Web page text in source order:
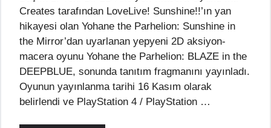
Creates tarafından LoveLive! Sunshine!!’ın yan
hikayesi olan Yohane the Parhelion: Sunshine in
the Mirror’dan uyarlanan yepyeni 2D aksiyon-
macera oyunu Yohane the Parhelion: BLAZE in the
DEEPBLUE, sonunda tanıtım fragmanını yayınladı.
Oyunun yayınlanma tarihi 16 Kasım olarak
belirlendi ve PlayStation 4 / PlayStation …